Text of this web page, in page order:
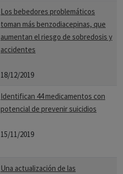
Los bebedores problemáticos
toman más benzodiacepinas, que
aumentan el riesgo de sobredosis y
accidentes
18/12/2019
Identifican 44 medicamentos con
potencial de prevenir suicidios
15/11/2019
Una actualización de las